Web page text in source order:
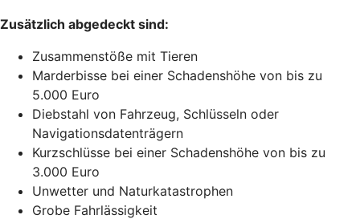
Zusätzlich abgedeckt sind:
Zusammenstöße mit Tieren
Marderbisse bei einer Schadenshöhe von bis zu
5.000 Euro
Diebstahl von Fahrzeug, Schlüsseln oder
Navigationsdatenträgern
Kurzschlüsse bei einer Schadenshöhe von bis zu
3.000 Euro
Unwetter und Naturkatastrophen
Grobe Fahrlässigkeit